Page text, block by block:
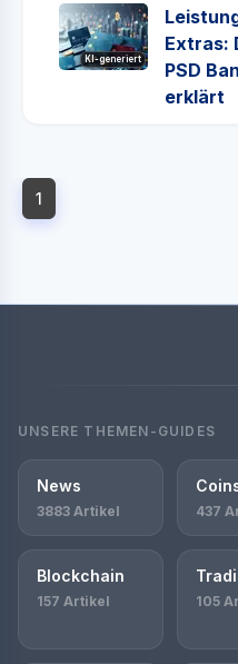
KI-generiert
Extras:
PSD
erklärt
1
UNSERE THEMEN-GUIDES
News
3883 Artikel 437
Blockchain
157 Artikel 105